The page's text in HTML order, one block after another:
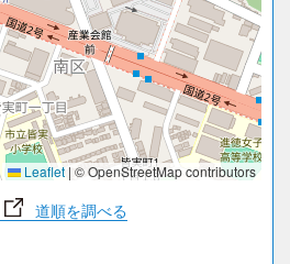
Leaflet | © OpenStreetMap contributors
道順を調べる